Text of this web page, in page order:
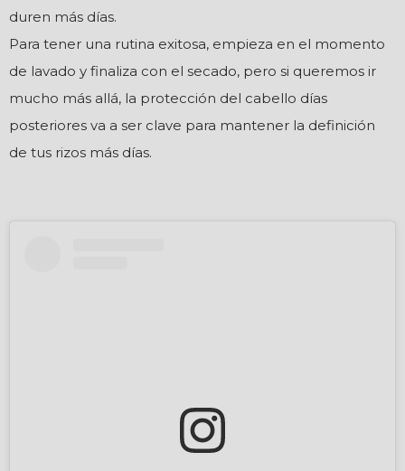
duren más días.
Para tener una rutina exitosa, empieza en el momento
de lavado y finaliza con el secado, pero si queremos ir
mucho más allá, la protección del cabello días
posteriores va a ser clave para mantener la definición
de tus rizos más días.